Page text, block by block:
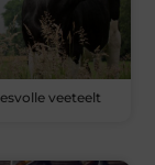
veeteelt